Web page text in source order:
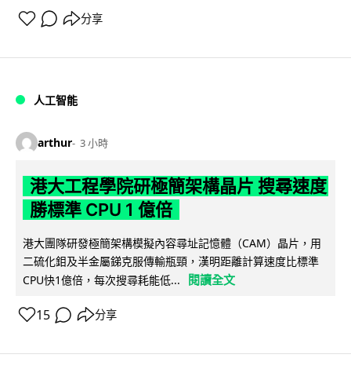
分享
人工智能
arthur 3 小時
港大工程學院研極簡架構晶片 搜尋速度
勝標準 CPU 1 億倍
港大團隊研發極簡架構模擬內容尋址記憶體（CAM）晶片，用
二硫化鉬及半金屬銻克服傳輸瓶頸，漢明距離計算速度比標準
CPU快1億倍，每次搜尋耗能低...
閱讀全文
15 分享